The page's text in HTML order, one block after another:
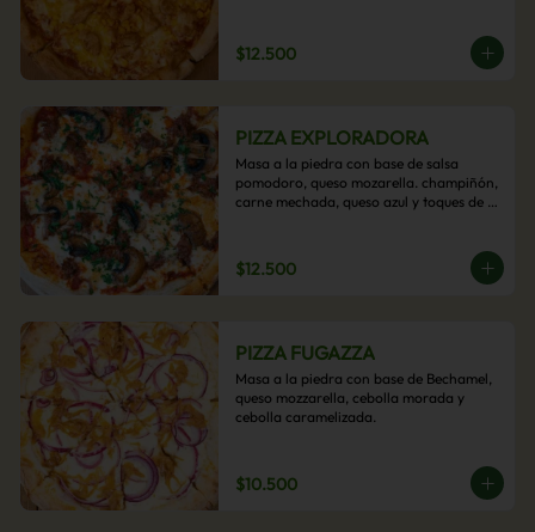
$12.500
PIZZA EXPLORADORA
Masa a la piedra con base de salsa
pomodoro, queso mozarella. champiñón,
carne mechada, queso azul y toques de
$12.500
PIZZA FUGAZZA
Masa a la piedra con base de Bechamel,
queso mozzarella, cebolla morada y
cebolla caramelizada.
$10.500